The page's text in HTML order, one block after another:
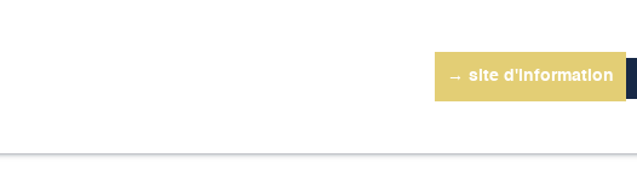
→ site d'information